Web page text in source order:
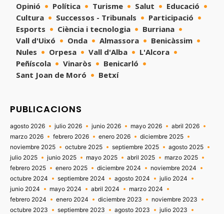
Opinió
Política Turisme Salut
Educació
Cultura
Successos - Tribunals
Participació
Esports
Ciència i tecnologia
Burriana
Vall d'Uixó
Onda Almassora
Benicàssim
Nules
Orpesa Vall d'Alba
L'Alcora
Peñíscola
Vinaròs
Benicarló
Sant Joan de Moró
Betxí
PUBLICACIONS
agosto 2026 julio 2026 junio 2026 mayo 2026
abril 2026
marzo 2026
febrero 2026 enero 2026
diciembre 2025
noviembre 2025
octubre 2025 septiembre 2025
agosto 2025
julio 2025
junio 2025 mayo 2025 abril 2025
marzo 2025
febrero 2025
enero 2025 diciembre 2024
noviembre 2024
octubre 2024
septiembre 2024 agosto 2024
julio 2024
junio 2024
mayo 2024 abril 2024
marzo 2024
febrero 2024
enero 2024 diciembre 2023
noviembre 2023
octubre 2023
septiembre 2023 agosto 2023
julio 2023